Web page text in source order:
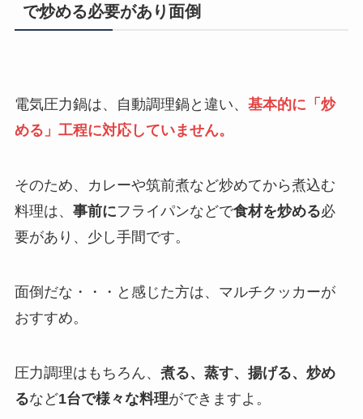
で炒める必要があり面倒
電気圧力鍋は、自動調理鍋と違い、 基本的に「炒
める」工程に対応していません。
そのため、カレーや筑前煮など炒めてから煮込む
料理は、 事前にフライパンなどで食材を炒める必
要があり、少し手間です。
面倒だな・・・と感じた方は、マルチクッカーが
おすすめ。
圧力調理はもちろん、 煮る、蒸す、揚げる、炒め
るなど1台で様々な料理ができますよ。